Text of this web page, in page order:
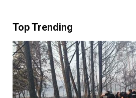
Top Trending